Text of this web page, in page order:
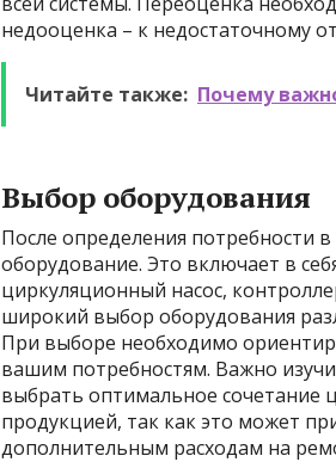
недооценка – к недостаточному
Читайте также: Почему
Выбор оборудования
После определения потребности
оборудование. Это включает в
циркуляционный насос,
широкий выбор оборудования
При выборе необходимо
вашим потребностям. Важно
выбрать оптимальное сочетание
продукцией, так как это может
дополнительным расходам на